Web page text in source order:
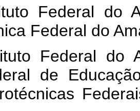
Federal do
Federal do
Federal do
de